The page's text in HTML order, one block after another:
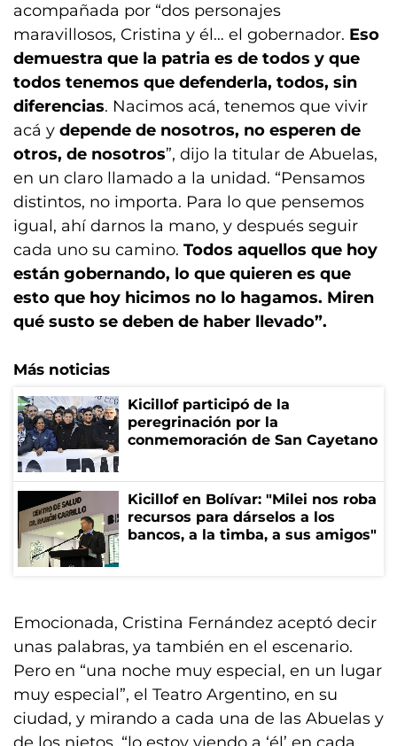
acompañada por “dos personajes
maravillosos, Cristina y él… el gobernador. Eso
demuestra que la patria es de todos y que
todos tenemos que defenderla, todos, sin
diferencias. Nacimos acá, tenemos que vivir
acá y depende de nosotros, no esperen de
otros, de nosotros”, dijo la titular de Abuelas,
en un claro llamado a la unidad. “Pensamos
distintos, no importa. Para lo que pensemos
igual, ahí darnos la mano, y después seguir
cada uno su camino. Todos aquellos que hoy
están gobernando, lo que quieren es que
esto que hoy hicimos no lo hagamos. Miren
qué susto se deben de haber llevado”.
Más noticias
Kicillof participó de la
peregrinación por la
conmemoración de San Cayetano
Kicillof en Bolívar: "Milei nos roba
recursos para dárselos a los
bancos, a la timba, a sus amigos"
Emocionada, Cristina Fernández aceptó decir
unas palabras, ya también en el escenario.
Pero en “una noche muy especial, en un lugar
muy especial”, el Teatro Argentino, en su
ciudad, y mirando a cada una de las Abuelas y